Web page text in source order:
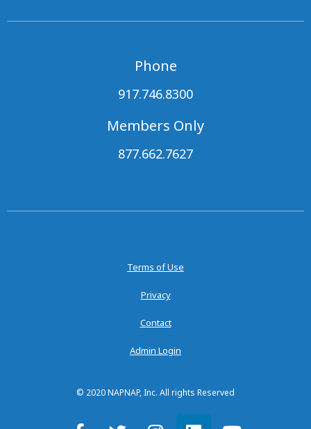
Phone
917.746.8300
Members Only
877.662.7627
Terms of Use
Privacy
Contact
Admin Login
© 2020 NAPNAP, Inc. All rights Reserved